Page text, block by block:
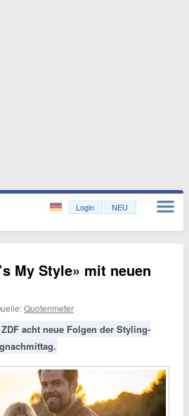
Login NEU
My Style» mit neuen
Quotenmeter
acht neue Folgen der Styling-